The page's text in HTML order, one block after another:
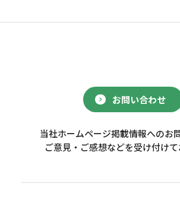
お問い合わせ
当社ホームページ掲載情報へのお
ご意見・ご感想などを受け付けて